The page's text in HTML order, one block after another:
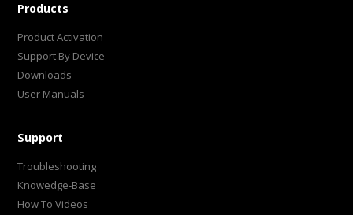
Products
Product Activation
Support By Device
Downloads
User Manuals
Support
Troubleshooting
Knowedge-Base
How To Videos